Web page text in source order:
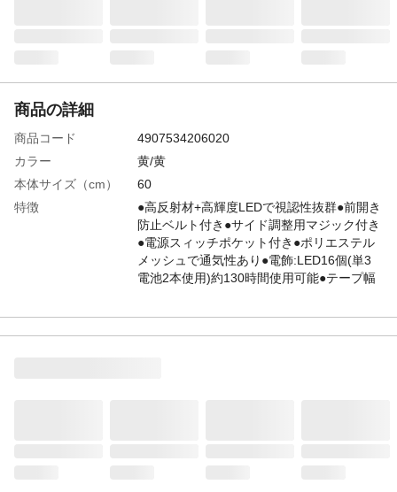
商品の詳細
商品コード
4907534206020
カラー
黄/黄
本体サイズ（cm）
60
特徴
●高反射材+高輝度LEDで視認性抜群●前開き
防止ベルト付き●サイド調整用マジック付き
●電源スィッチポケット付き●ポリエステル
メッシュで通気性あり●電飾:LED16個(単3
電池2本使用)約130時間使用可能●テープ幅
用途
夜間の作業に